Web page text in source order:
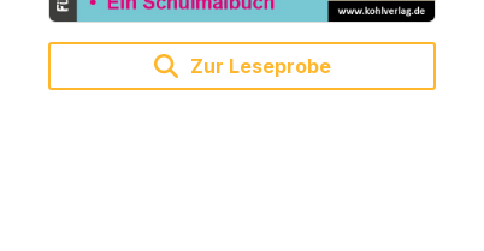
Zur Leseprobe